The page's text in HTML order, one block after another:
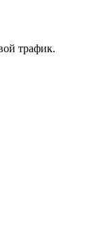
трафик.